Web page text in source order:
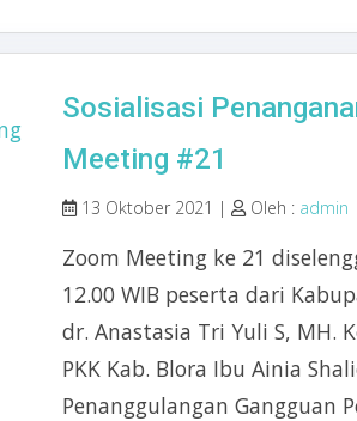
Sosialisasi
Meeting #21
13 Oktober 2021 | Oleh : admin
Zoom Meeting ke 21
12.00 WIB peserta dari
dr. Anastasia Tri Yuli S, MH.
PKK Kab. Blora Ibu Ainia
Penanggulangan Gangguan